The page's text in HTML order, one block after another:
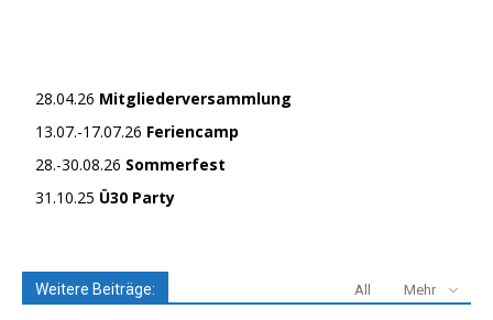
28.04.26 Mitgliederversammlung
13.07.-17.07.26 Feriencamp
28.-30.08.26 Sommerfest
31.10.25 Ü30 Party
Weitere Beiträge: All Mehr